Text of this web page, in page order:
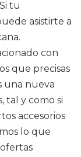
tu
asistirte a
con
que precisas
una nueva
tal y como si
accesorios
lo que